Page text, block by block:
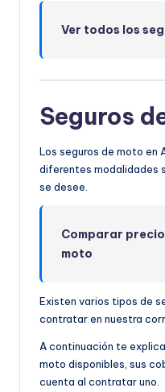
Ver todos los
Seguros
Los seguros de moto en
diferentes modalidades
se desee.
Comparar
moto
Existen varios tipos de
contratar en nuestra
A continuación te
moto disponibles, sus
cuenta al contratar uno.